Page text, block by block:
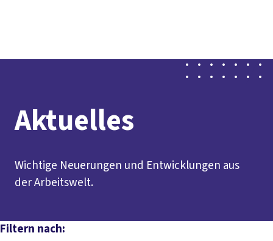
Mitmachen Politik
Aktuelles
Wichtige Neuerungen und Entwicklungen aus
der Arbeitswelt.
Filtern nach: